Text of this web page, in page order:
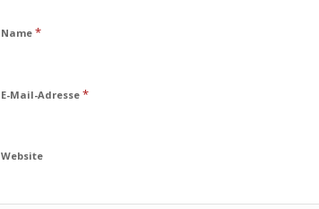
Name *
E-Mail-Adresse *
Website